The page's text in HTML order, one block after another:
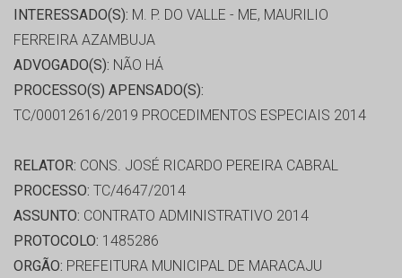
INTERESSADO(S): M. P. DO VALLE - ME, MAURILIO
FERREIRA AZAMBUJA
ADVOGADO(S): NÃO HÁ
PROCESSO(S) APENSADO(S):
TC/00012616/2019 PROCEDIMENTOS ESPECIAIS 2014
RELATOR: CONS. JOSÉ RICARDO PEREIRA CABRAL
PROCESSO: TC/4647/2014
ASSUNTO: CONTRATO ADMINISTRATIVO 2014
PROTOCOLO: 1485286
ORGÃO: PREFEITURA MUNICIPAL DE MARACAJU